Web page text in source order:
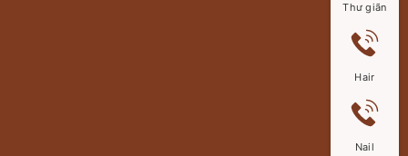
Thư giãn
Hair
Nail